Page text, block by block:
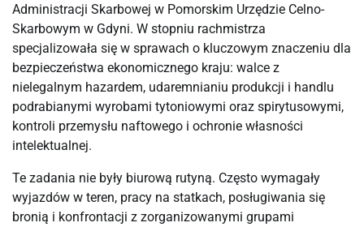
Administracji Skarbowej w Pomorskim Urzędzie Celno-
Skarbowym w Gdyni. W stopniu rachmistrza
specjalizowała się w sprawach o kluczowym znaczeniu dla
bezpieczeństwa ekonomicznego kraju: walce z
nielegalnym hazardem, udaremnianiu produkcji i handlu
podrabianymi wyrobami tytoniowymi oraz spirytusowymi,
kontroli przemysłu naftowego i ochronie własności
intelektualnej.
Te zadania nie były biurową rutyną. Często wymagały
wyjazdów w teren, pracy na statkach, posługiwania się
bronią i konfrontacji z zorganizowanymi grupami